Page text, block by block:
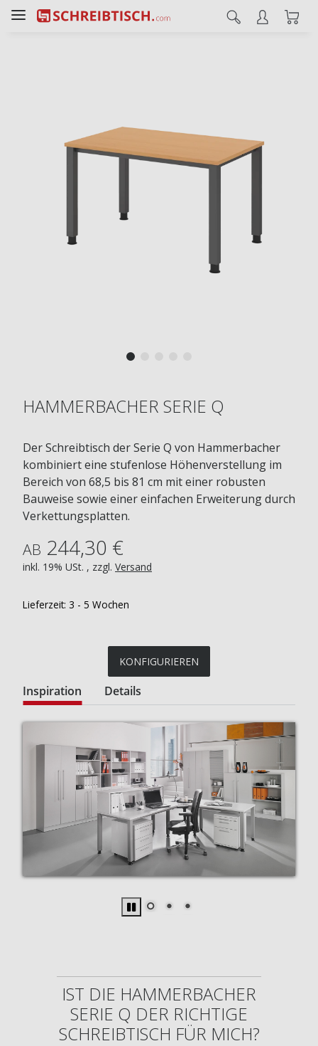
HAMMERBACHER SERIE Q
Der Schreibtisch der Serie Q von Hammerbacher
kombiniert eine stufenlose Höhenverstellung im
Bereich von 68,5 bis 81 cm mit einer robusten
Bauweise sowie einer einfachen Erweiterung durch
Verkettungsplatten.
AB 244,30 €
inkl. 19% USt. , zzgl. Versand
Lieferzeit: 3 - 5 Wochen
KONFIGURIEREN
Inspiration Details
IST DIE HAMMERBACHER
SERIE Q DER RICHTIGE
SCHREIBTISCH FÜR MICH?